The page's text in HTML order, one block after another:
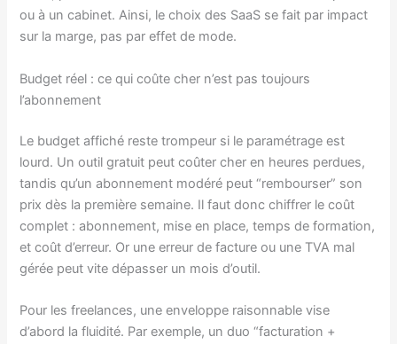
ou à un cabinet. Ainsi, le choix des SaaS se fait par impact
sur la marge, pas par effet de mode.
Budget réel : ce qui coûte cher n’est pas toujours
l’abonnement
Le budget affiché reste trompeur si le paramétrage est
lourd. Un outil gratuit peut coûter cher en heures perdues,
tandis qu’un abonnement modéré peut “rembourser” son
prix dès la première semaine. Il faut donc chiffrer le coût
complet : abonnement, mise en place, temps de formation,
et coût d’erreur. Or une erreur de facture ou une TVA mal
gérée peut vite dépasser un mois d’outil.
Pour les freelances, une enveloppe raisonnable vise
d’abord la fluidité. Par exemple, un duo “facturation +